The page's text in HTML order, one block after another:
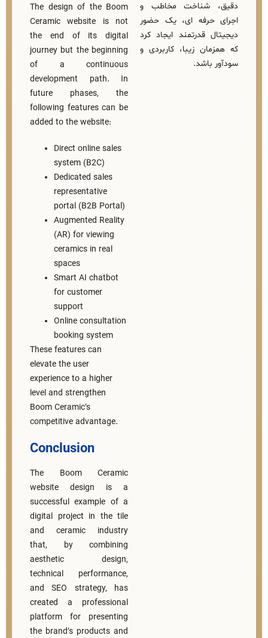
شناخت مخاطب و
ای، یک حضور
قدرتمند ایجاد کرد
زیبا، کاربردی و
The design of the Boom
Ceramic website is not
the end of its digital
journey but the beginning
of a continuous
development path. In
future phases, the
following features can be
added to the website:
Direct online sales
Dedicated sales
portal (B2B Portal)
Augmented Reality
(AR) for viewing
ceramics in real
Smart AI chatbot
Online consultation
booking system
These features can
elevate the user
experience to a higher
level and strengthen
Boom Ceramic’s
competitive advantage.
Conclusion
The Boom Ceramic
website design is a
successful example of a
digital project in the tile
and ceramic industry
that, by combining
aesthetic design,
technical performance,
and SEO strategy, has
created a professional
platform for presenting
the brand’s products and